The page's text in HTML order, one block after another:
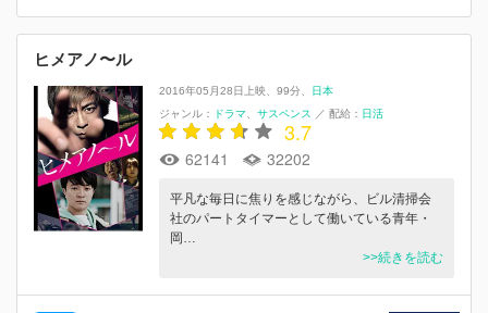
ヒメアノ〜ル
2016年05月28日上映 99分
日本
ジャンル：
ドラマ サスペンス ／ 配給： 日活
3.7
62141 32202
平凡な毎日に焦りを感じながら、ビル清掃会
社のパートタイマーとして働いている青年・
岡…
>>続きを読む